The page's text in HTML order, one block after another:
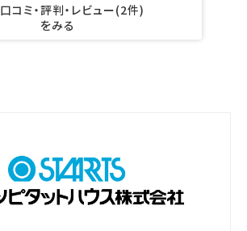
口コミ・評判・レビュー
をみる
(2件)